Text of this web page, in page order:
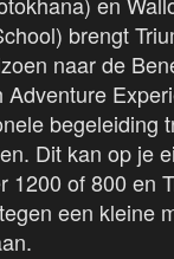
brengt
naar de
Adventure
begeleiding
Dit kan op je
1200 of 800 en
een kleine